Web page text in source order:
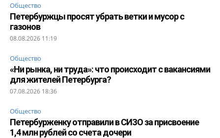
Общество
Петербуржцы просят убрать ветки и мусор с
газонов
08.08.2026 11:19
Общество
«Ни рынка, ни труда»: что происходит с вакансиями
для жителей Петербурга?
07.08.2026 18:36
Общество
Петербурженку отправили в СИЗО за присвоение
1,4 млн рублей со счета дочери